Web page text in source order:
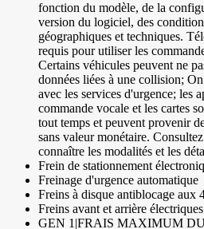
fonction du modèle, de la
version du logiciel, des
géographiques et techniques.
requis pour utiliser les
Certains véhicules peuvent ne
données liées à une collision;
avec les services d'urgence; les
commande vocale et les cartes
tout temps et peuvent provenir
sans valeur monétaire.
connaître les modalités et les
Frein de stationnement
Freinage d'urgence automatique
Freins à disque antiblocage aux
Freins avant et arrière électriques
GEN 1|FRAIS MAXIMUM